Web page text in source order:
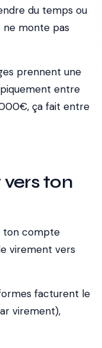
du temps ou
ne monte pas
prennent une
entre
000€, ça fait entre
ton
ton compte
virement vers
facturent le
virement),